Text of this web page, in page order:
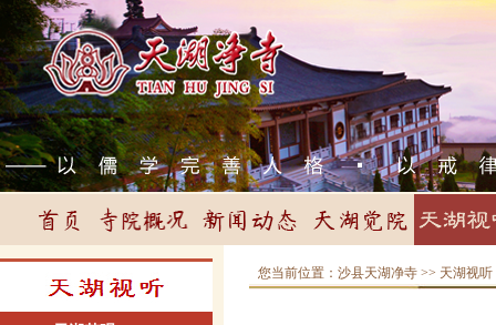
您当前位置： 沙县天湖净寺 >> 天湖视听